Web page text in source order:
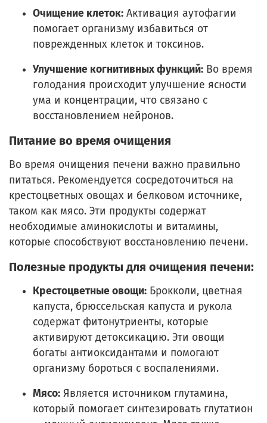
Очищение клеток: Активация аутофагии
помогает организму избавиться от
поврежденных клеток и токсинов.
Улучшение когнитивных функций: Во время
голодания происходит улучшение ясности
ума и концентрации, что связано с
восстановлением нейронов.
Питание во время очищения
Во время очищения печени важно правильно
питаться. Рекомендуется сосредоточиться на
крестоцветных овощах и белковом источнике,
таком как мясо. Эти продукты содержат
необходимые аминокислоты и витамины,
которые способствуют восстановлению печени.
Полезные продукты для очищения печени:
Крестоцветные овощи: Брокколи, цветная
капуста, брюссельская капуста и рукола
содержат фитонутриенты, которые
активируют детоксикацию. Эти овощи
богаты антиоксидантами и помогают
организму бороться с воспалениями.
Мясо: Является источником глутамина,
который помогает синтезировать глутатион